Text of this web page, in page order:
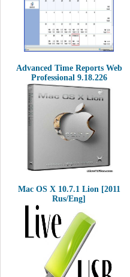
Advanced Time Reports Web
Professional 9.18.226
Mac OS X 10.7.1 Lion [2011
Rus/Eng]